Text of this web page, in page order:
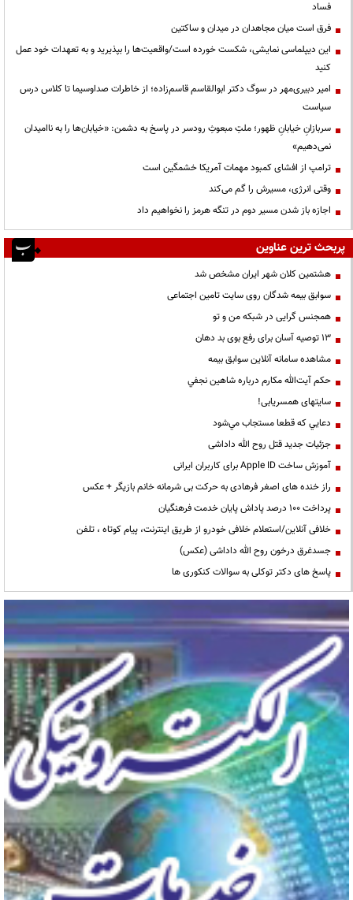
فساد
فرق است میان مجاهدان در میدان و ساکتین
این دیپلماسی نمایشی، شکست خورده است/واقعیت‌ها را بپذیرید و به تعهدات خود عمل
کنید
امیر دبیری‌مهر در سوگ دکتر ابوالقاسم قاسم‌زاده؛ از خاطرات صداوسیما تا کلاس درس
سیاست
سربازانِ خیابانِ ظهور؛ ملتِ مبعوثِ رودسر در پاسخ به دشمن: «خیابان‌ها را به ناامیدان
نمی‌دهیم»
ترامپ از افشای کمبود مهمات آمریکا خشمگین است
وقتی انرژی، مسیرش را گم می‌کند
اجازه باز شدن مسیر دوم در تنگه هرمز را نخواهیم داد
پربحث ترین عناوین
هشتمین کلان شهر ایران مشخص شد
سوابق بیمه شدگان روی سایت تامین اجتماعی
همجنس گرایی در شبکه من و تو
13 توصیه آسان برای رفع بوی بد دهان
مشاهده سامانه آنلاين سوابق بیمه
حكم آيت‌الله مكارم درباره شاهين نجفي
سایتهای همسریابی!
دعايي كه قطعا مستجاب مي‌شود
جزئیات جدید قتل روح الله داداشی
آموزش ساخت Apple ID برای کاربران ایرانی
راز خنده های اصغر فرهادی به حرکت بی شرمانه خانم بازیگر + عکس
پرداخت ۱۰۰ درصد پاداش پایان خدمت فرهنگیان
خلافی آنلاین/استعلام خلافی خودرو از طریق اینترنت، پیام کوتاه ، تلفن
جسدغرق درخون روح الله داداشی (عکس)
پاسخ های دکتر توکلی به سوالات کنکوری ها